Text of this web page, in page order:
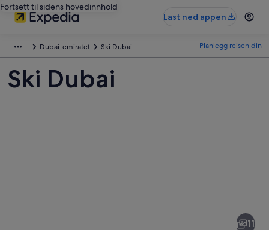
Fortsett til sidens hovedinnhold
Last ned appen
Dubai-emiratet Ski Dubai Planlegg reisen din
Ski Dubai
11